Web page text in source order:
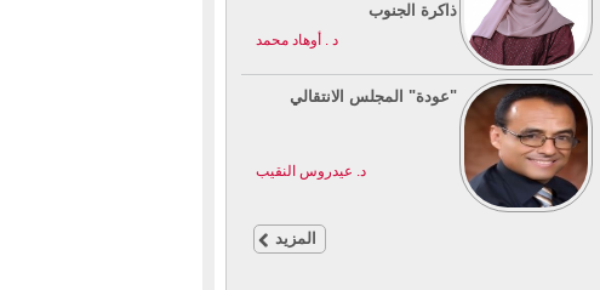
ذاكرة الجنوب
د . أوهاد محمد
"عودة" المجلس الانتقالي
د. عيدروس النقيب
المزيد